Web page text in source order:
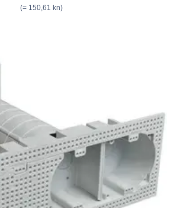
(= 150,61 kn)